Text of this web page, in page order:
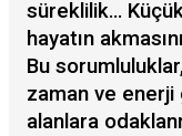
süreklilik…
hayatın
Bu
zaman ve
alanlara